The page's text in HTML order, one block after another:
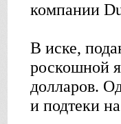
компании
В иске,
роскошной
долларов.
и подтеки